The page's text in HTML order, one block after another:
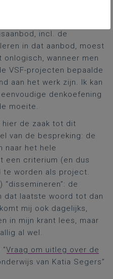
incl. de
in dat aanbod, moest
wanneer men
VSF-projecten bepaalde
aan het werk zijn. Ik kan
denkoefening
moeite.
hier de zaak tot dit
van de bespreking: de
naar het hele
een criterium (en dus
te worden als project.
de
dat laatste woord tot dan
mij ook dagelijks,
in mijn krant lees, maar
al wel.
Vraag om uitleg over de
van Katia Segers”